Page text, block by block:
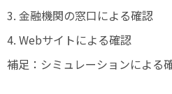
3. 金融機関の窓口による確認
4. Webサイトによる確認
補足：シミュレーションによる